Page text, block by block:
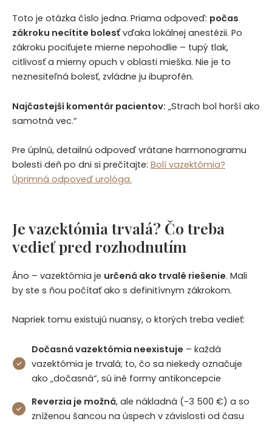
Toto je otázka číslo jedna. Priama odpoveď: počas
zákroku necítite bolesťvďaka lokálnej anestézii. Po
zákroku pociťujete mierne nepohodlie – tupý tlak,
citlivosť a mierny opuch v oblasti mieška. Nie je to
neznesiteľná bolesť, zvládne ju ibuprofén.
Najčastejší komentár pacientov: „Strach bol horší ako
samotná vec.“
Pre úplnú, detailnú odpoveď vrátane harmonogramu
bolesti deň po dni si prečítajte: Bolí vazektómia?
Úprimná odpoveď urológa.
Je vazektómia trvalá? Čo treba
vedieť pred rozhodnutím
Áno – vazektómia je určená ako trvalé riešenie. Mali
by ste s ňou počítať ako s definitívnym zákrokom.
Napriek tomu existujú nuansy, o ktorých treba vedieť:
Dočasná vazektómia neexistuje – každá
vazektómia je trvalá; to, čo sa niekedy označuje
ako „dočasná“, sú iné formy antikoncepcie
Reverzia je možná, ale nákladná (~3 500 €) a so
zníženou šancou na úspech v závislosti od času